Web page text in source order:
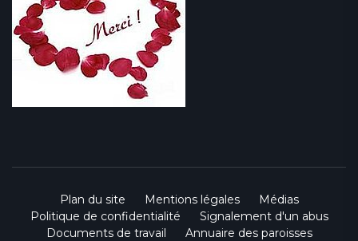
Plan du site Mentions légales
Médias
Politique de confidentialité
Signalement d'un abus
Documents de travail
Annuaire des paroisses